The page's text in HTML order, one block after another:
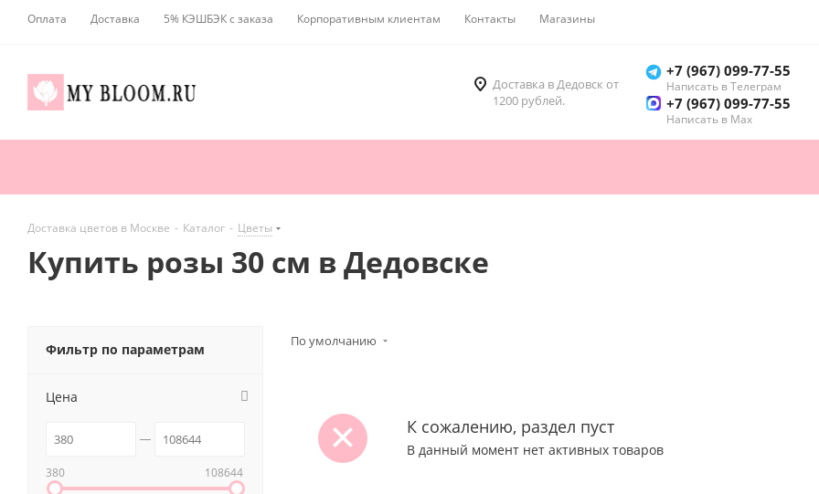
Оплата Доставка 5% КЭШБЭК с заказа Корпоративным клиентам Контакты Магазины
Доставка в Дедовск от
1200 рублей.
+7 (967) 099-77-55
Написать в Телеграм
+7 (967) 099-77-55
Написать в Мах
Доставка цветов в Москве - Каталог - Цветы
Купить розы 30 см в Дедовске
По умолчанию
К сожалению, раздел пуст
В данный момент нет активных товаров
Фильтр по параметрам
Цена
380 108644